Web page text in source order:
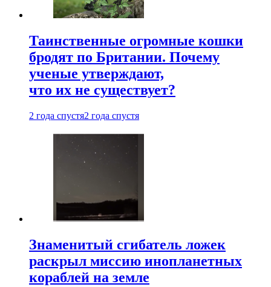
Таинственные огромные кошки
бродят по Британии. Почему
ученые утверждают,
что их не существует?
2 года спустя2 года спустя
Знаменитый сгибатель ложек
раскрыл миссию инопланетных
кораблей на земле